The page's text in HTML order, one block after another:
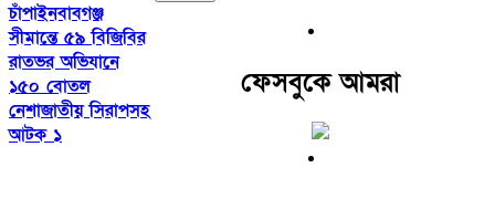
চাঁপাইনবাবগঞ্জ
সীমান্তে ৫৯ বিজিবির
রাতভর অভিযানে
১৫০ বোতল
নেশাজাতীয় সিরাপসহ
আটক ১
ফেসবুকে আমরা